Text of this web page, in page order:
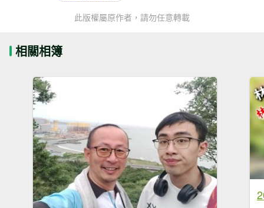
此版權屬原作者，請勿任意轉載
相關相簿